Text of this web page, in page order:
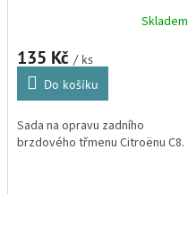
Skladem
135 Kč/ ks
Do košíku
Sada na opravu zadního
brzdového třmenu Citroënu C8.